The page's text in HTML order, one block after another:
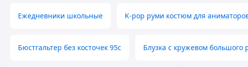
Ежедневники школьные K-pop руми костюм для
Бюстгальтер без косточек 95с Блузка с кружевом большого